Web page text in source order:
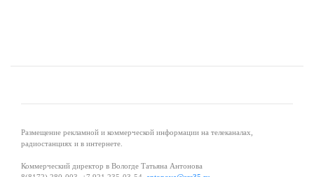
Размещение рекламной и коммерческой информации на телеканалах,
радиостанциях и в интернете.
Коммерческий директор в Вологде Татьяна Антонова